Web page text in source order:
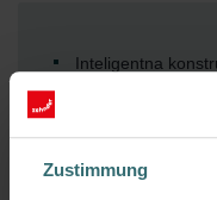
Zustimmung
Inteligentna
Bardzo